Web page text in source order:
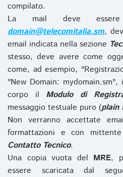
compilato.
La mail deve essere
domain@telecomitalia.sm,
email indicata nella sezione
stesso, deve avere come
come, ad esempio,
"New Domain:
corpo il Modulo di
messaggio testuale puro (plain
Non verranno accettate
formattazioni e con
Contatto Tecnico.
Una copia vuota del MRE,
essere scaricata dal